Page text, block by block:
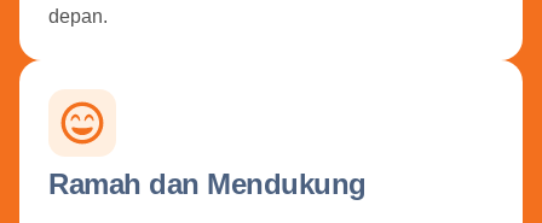
depan.
Ramah dan Mendukung